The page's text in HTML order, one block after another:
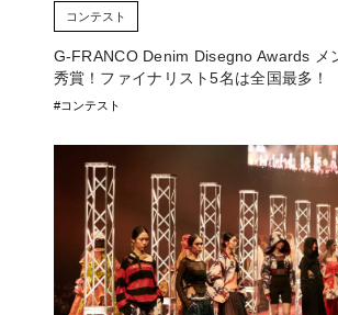
コンテスト
G-FRANCO Denim Disegno Awards メ
秀賞！ファイナリスト5名は全国最多！
#コンテスト